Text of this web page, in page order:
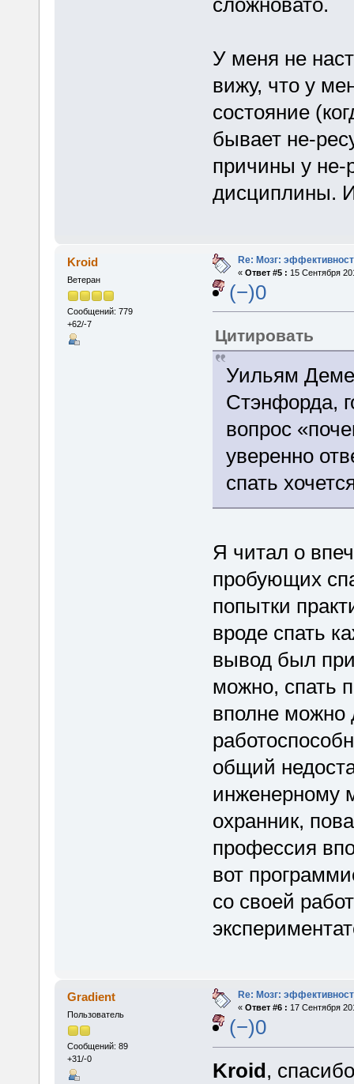
сложновато.
У меня не
вижу, что у
состояние
бывает не-
причины у не-
дисциплины. И
Kroid
Ветеран
Сообщений: 779
+62/-7
Re: Мозг:
« Ответ #5 : 15 Сентября
(−)0
Цитировать
Уильям
Стэнфорда,
вопрос
уверенно
спать
Я читал о
пробующих
попытки
вроде спать
вывод был
можно, спать
вполне можно
общий
инженерному
охранник,
профессия
вот
со своей
Gradient
Пользователь
Сообщений: 89
+31/-0
Re: Мозг:
« Ответ #6 : 17 Сентября
(−)0
Kroid,